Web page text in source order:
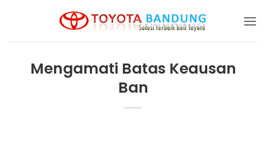
Mengamati Batas Keausan
Ban